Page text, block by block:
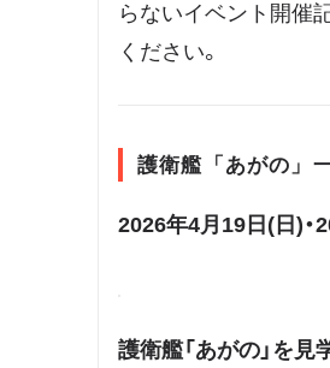
らないイベント開催
ください。
護衛艦「あがの」
2026年4月19日(日)・
護衛艦「あがの」を